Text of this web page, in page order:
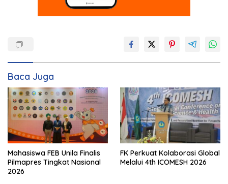
Baca Juga
Mahasiswa FEB Unila Finalis
Pilmapres Tingkat Nasional
2026
FK Perkuat Kolaborasi Global
Melalui 4th ICOMESH 2026